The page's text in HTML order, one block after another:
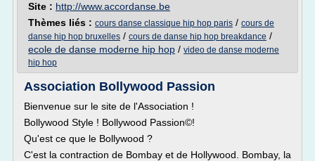
Site : http://www.accordanse.be
Thèmes liés : cours danse classique hip hop paris / cours de
danse hip hop bruxelles / cours de danse hip hop breakdance /
ecole de danse moderne hip hop / video de danse moderne
hip hop
Association Bollywood Passion
Bienvenue sur le site de l'Association !
Bollywood Style ! Bollywood Passion©!
Qu'est ce que le Bollywood ?
C'est la contraction de Bombay et de Hollywood. Bombay, la